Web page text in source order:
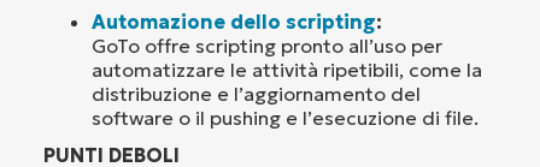
Automazione dello scripting:
GoTo offre scripting pronto all’uso per
automatizzare le attività ripetibili, come la
distribuzione e l’aggiornamento del
software o il pushing e l’esecuzione di file.
PUNTI DEBOLI